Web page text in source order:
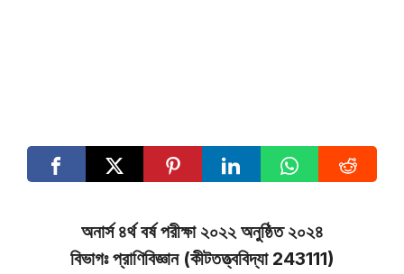
অনার্স ৪র্থ বর্ষ পরীক্ষা ২০২২ অনুষ্ঠিত ২০২৪
বিভাগঃ প্রাণিবিজ্ঞান (কীটতত্ত্ববিদ্যা 243111)